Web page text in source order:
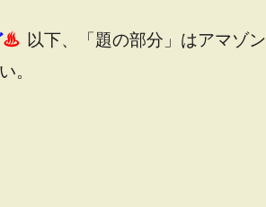
♨ 以下、「題の部分」はアマゾ
。